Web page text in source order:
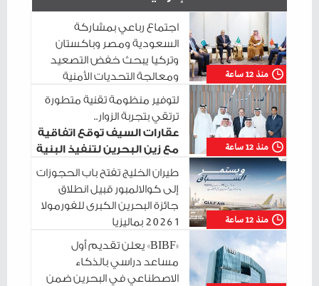
منذ 12 ساعة
اجتماع رباعي بمشاركة
السعودية ومصر وباكستان
وتركيا يبحث خفض التصعيد
ومعالجة التحديات الأمنية
الراهنة
منذ 12 ساعة
لتوفير منظومة تقنية متطورة
ترتقي بتجربة الزوار..
عقارات السيف توقع اتفاقية
مع زين البحرين لتنفيذ البنية
التحتية الرقمية
منذ 12 ساعة
طيران الخليج تفتح باب الحجوزات
إلى كوالالمبور قبيل انطلاق
جائزة البحرين الكبرى للفورمولا
1 2026 بماليزيا
«BIBF» يعلن تقديم أول
مساعد دراسي بالذكاء
الاصطناعي في البحرين ضمن